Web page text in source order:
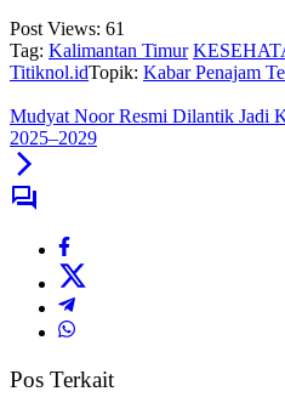
Post Views: 61
Tag: Kalimantan Timur
Titiknol.idTopik: Kabar Penajam
Mudyat Noor Resmi Dilantik Jadi
2025–2029
Pos Terkait